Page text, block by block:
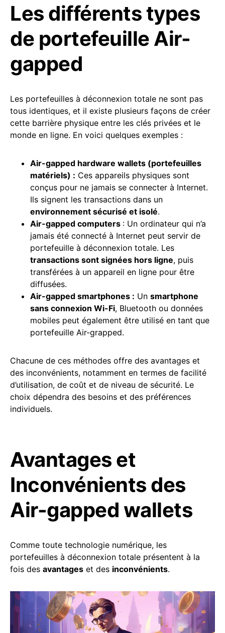
Les différents types
de portefeuille Air-
gapped
Les portefeuilles à déconnexion totale ne sont pas
tous identiques, et il existe plusieurs façons de créer
cette barrière physique entre les clés privées et le
monde en ligne. En voici quelques exemples :
Air-gapped hardware wallets (portefeuilles
matériels) : Ces appareils physiques sont
conçus pour ne jamais se connecter à Internet.
Ils signent les transactions dans un
environnement sécurisé et isolé.
Air-gapped computers : Un ordinateur qui n’a
jamais été connecté à Internet peut servir de
portefeuille à déconnexion totale. Les
transactions sont signées hors ligne, puis
transférées à un appareil en ligne pour être
diffusées.
Air-gapped smartphones : Un smartphone
sans connexion Wi-Fi, Bluetooth ou données
mobiles peut également être utilisé en tant que
portefeuille Air-grapped.
Chacune de ces méthodes offre des avantages et
des inconvénients, notamment en termes de facilité
d’utilisation, de coût et de niveau de sécurité. Le
choix dépendra des besoins et des préférences
individuels.
Avantages et
Inconvénients des
Air-gapped wallets
Comme toute technologie numérique, les
portefeuilles à déconnexion totale présentent à la
fois des avantages et des inconvénients.